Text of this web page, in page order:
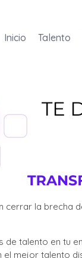
Inicio Talento
la brecha
de talento en tu
mejor talento